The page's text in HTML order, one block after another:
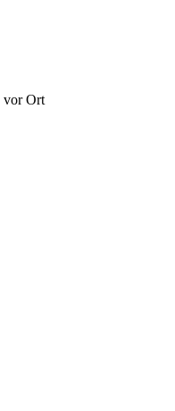
vor Ort